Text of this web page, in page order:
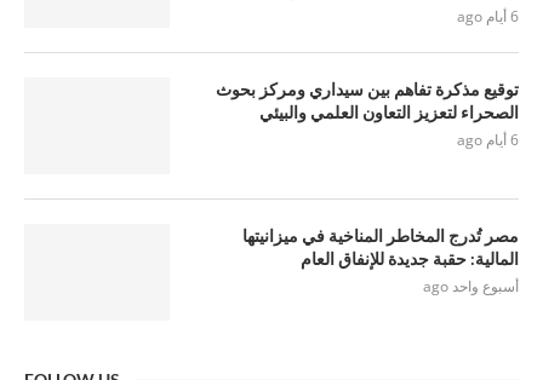
6 أيام ago
توقيع مذكرة تفاهم بين سيداري ومركز بحوث
الصحراء لتعزيز التعاون العلمي والبيئي
6 أيام ago
مصر تُدرج المخاطر المناخية في ميزانيتها
المالية: حقبة جديدة للإنفاق العام
أسبوع واحد ago